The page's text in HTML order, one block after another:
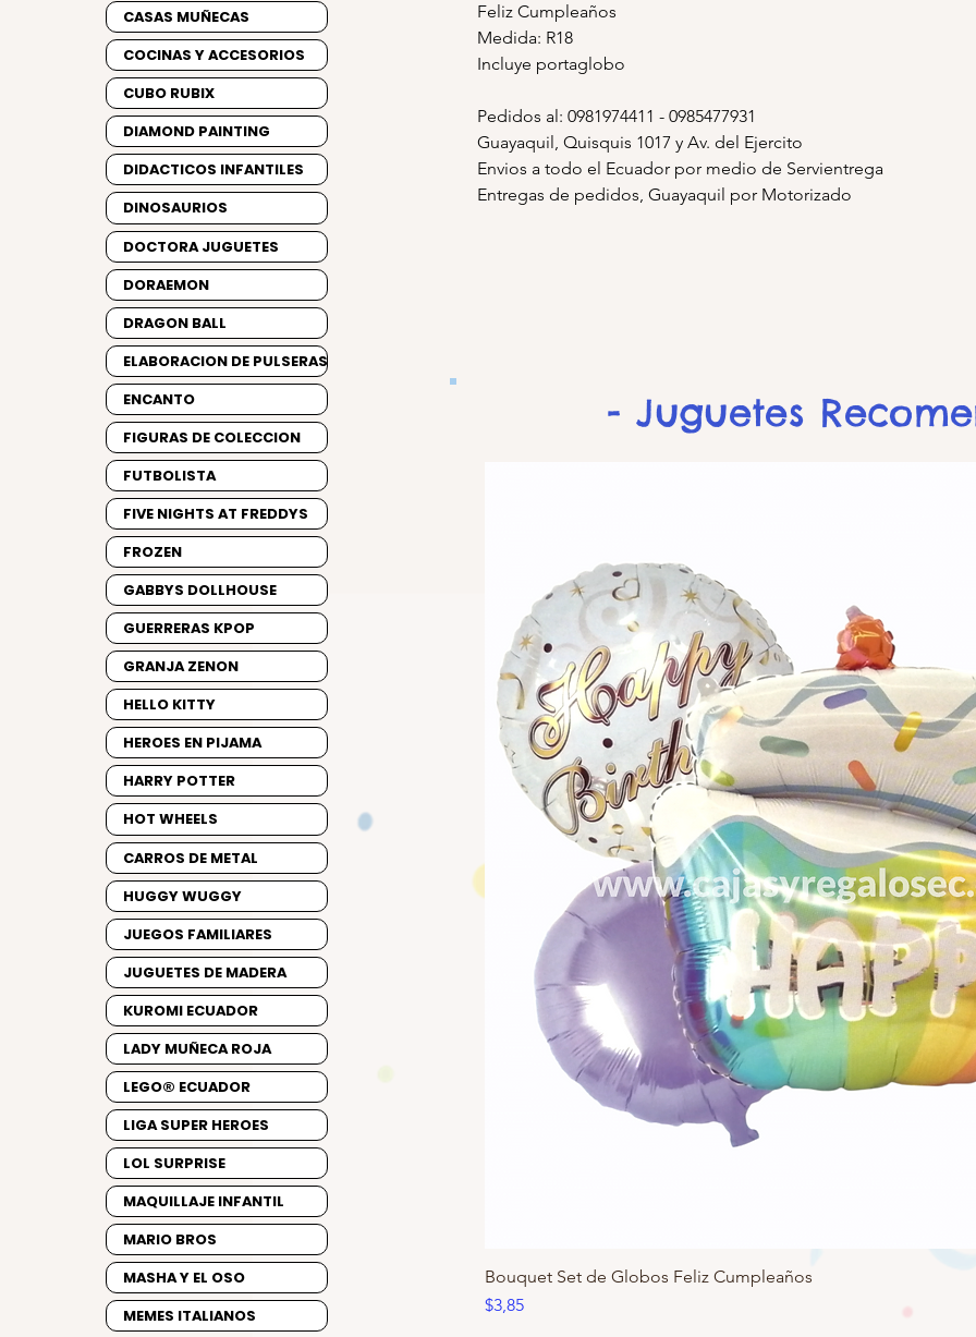
Feliz Cumpleaños
Medida: R18
Incluye portaglobo
Pedidos al: 0981974411 - 0985477931
Guayaquil, Quisquis 1017 y Av. del Ejercito
Envios a todo el Ecuador por medio de Servientrega
Entregas de pedidos, Guayaquil por Motorizado
Bouquet Set de Globos Feliz Cumpleaños
Precio
$3,85
- Juguetes
CASAS MUÑECAS
COCINAS Y ACCESORIOS
CUBO RUBIX
DIAMOND PAINTING
DIDACTICOS INFANTILES
DINOSAURIOS
DOCTORA JUGUETES
DORAEMON
DRAGON BALL
ELABORACION DE PULSERAS
ENCANTO
FIGURAS DE COLECCION
FUTBOLISTA
FIVE NIGHTS AT FREDDYS
FROZEN
GABBYS DOLLHOUSE
GUERRERAS KPOP
GRANJA ZENON
HELLO KITTY
HEROES EN PIJAMA
HARRY POTTER
HOT WHEELS
CARROS DE METAL
HUGGY WUGGY
JUEGOS FAMILIARES
JUGUETES DE MADERA
KUROMI ECUADOR
LADY MUÑECA ROJA
LEGO® ECUADOR
LIGA SUPER HEROES
LOL SURPRISE
MAQUILLAJE INFANTIL
MARIO BROS
MASHA Y EL OSO
MEMES ITALIANOS